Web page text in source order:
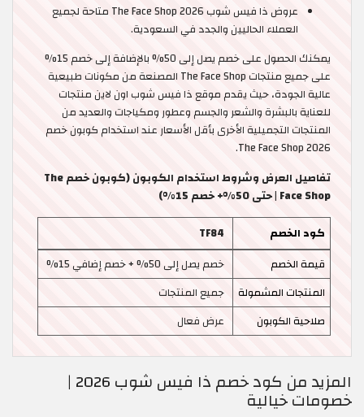
عروض ذا فيس شوب The Face Shop 2026 متاحة لجميع
العملاء الحاليين والجدد في السعودية.
يمكنك الحصول على خصم يصل إلى 50% بالإضافة إلى خصم 15%
على جميع منتجات The Face Shop المصنعة من مكونات طبيعية
عالية الجودة، حيث يقدم موقع ذا فيس شوب اون لاين منتجات
للعناية بالبشرة والشعر والجسم وعطور ومكياجات والعديد من
المنتجات التجميلية الأخرى بأقل الأسعار عند استخدام كوبون خصم
The Face Shop 2026.
تفاصيل العرض وشروط استخدام الكوبون (كوبون خصم The
Face Shop | حتى 50%+ خصم 15%)
كود الخصم
TF84
قيمة الخصم
خصم يصل إلى 50% + خصم إضافي 15%
المنتجات المشمولة
جميع المنتجات
صلاحية الكوبون
عرض فعال
المزيد من كود خصم ذا فيس شوب 2026 |
خصومات خيالية